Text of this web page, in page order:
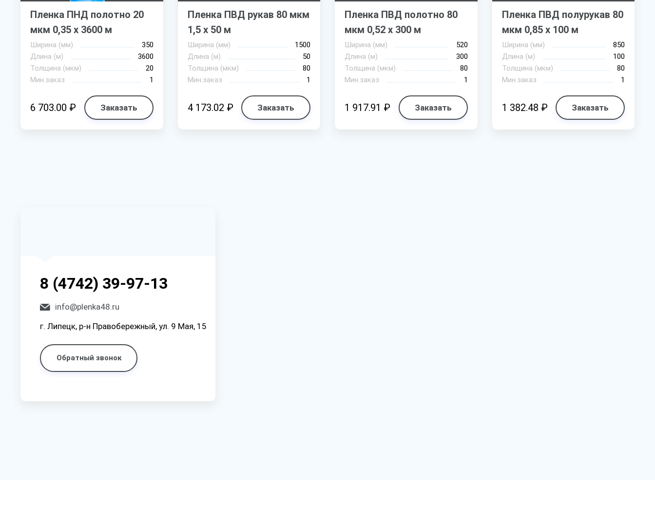
Пленка ПНД полотно 20
мкм 0,35 х 3600 м
Ширина (мм)
350
Длина (м)
3600
Толщина (мкм)
20
Мин.заказ
1
6 703.00 ₽ Заказать
Пленка ПВД рукав 80 мкм
1,5 х 50 м
Ширина (мм)
1500
Длина (м)
50
Толщина (мкм)
80
Мин.заказ
1
4 173.02 ₽ Заказать
Пленка ПВД полотно 80
мкм 0,52 х 300 м
Ширина (мм)
520
Длина (м)
300
Толщина (мкм)
80
Мин.заказ
1
1 917.91 ₽ Заказать
Пленка ПВД полурукав 80
мкм 0,85 х 100 м
Ширина (мм)
850
Длина (м)
100
Толщина (мкм)
80
Мин.заказ
1
1 382.48 ₽ Заказать
8 (4742) 39-97-13
info@plenka48.ru
г. Липецк, р-н Правобережный, ул. 9 Мая, 15
Обратный звонок